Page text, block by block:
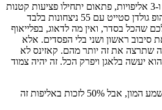
עייפות החומר. אחרי 4 גמרים ו-3 אליפויות, פתאום יתחילו פציעות קטנות
פה ושם, היעדרויות ומנוחות והופ גולדן סטייט עם 55 ניצחונות בלבד
שהכל בסדר, ואין מה לדאוג, בפלייאוף
סיבוב ראשון ושני בלי הפסדים. אלא
שתרצה את זה יותר מהם. קאזינס לא
יעשה בלאגן ויפרק הכל. זה יהיה צמוד
סיכוי של 50% – זה נשמע המון, אבל 50% לזכות באליפות זה